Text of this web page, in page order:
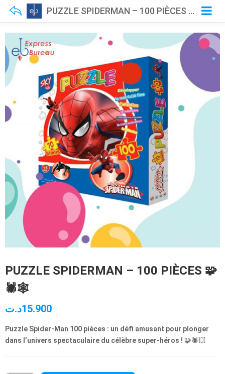
PUZZLE SPIDERMAN – 100 PIÈCES 🧩🕷️🕸️
PUZZLE SPIDERMAN – 100 PIÈCES 🧩
🕷️🕸️
15.900د.ت
Puzzle Spider-Man 100 pièces : un défi amusant pour plonger
dans l’univers spectaculaire du célèbre super-héros ! 🧩🕷️💥